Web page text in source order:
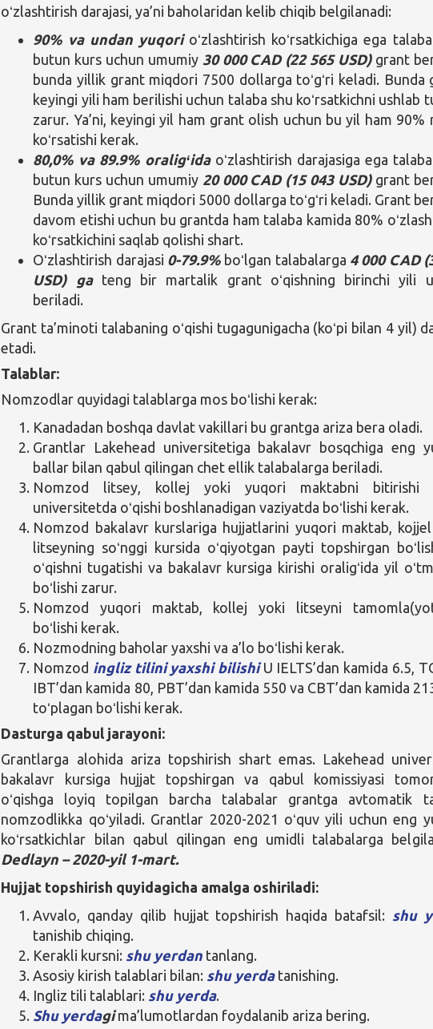
oʻzlashtirish darajasi, ya’ni baholaridan kelib chiqib belgilanadi:
90% va undan yuqorioʻzlashtirish koʻrsatkichiga ega
butun kurs uchun umumiy 30 000 CAD (22 565 USD)grant
bunda yillik grant miqdori 7500 dollarga toʻgʻri keladi. Bunda
keyingi yili ham berilishi uchun talaba shu koʻrsatkichni ushlab
zarur. Ya’ni, keyingi yil ham grant olish uchun bu yil ham 90%
koʻrsatishi kerak.
80,0% va 89.9% oraligʻidaoʻzlashtirish darajasiga ega
butun kurs uchun umumiy 20 000 CAD (15 043 USD)grant
Bunda yillik grant miqdori 5000 dollarga toʻgʻri keladi. Grant
davom etishi uchun bu grantda ham talaba kamida 80%
koʻrsatkichini saqlab qolishi shart.
Oʻzlashtirish darajasi 0-79.9% boʻlgan talabalarga 4 000 CAD
USD) ga teng bir martalik grant oʻqishning birinchi yili
beriladi.
Grant ta’minoti talabaning oʻqishi tugagunigacha (koʻpi bilan 4 yil)
etadi.
Talablar:
Nomzodlar quyidagi talablarga mos boʻlishi kerak:
Kanadadan boshqa davlat vakillari bu grantga ariza bera oladi.
Grantlar Lakehead universitetiga bakalavr bosqchiga eng
ballar bilan qabul qilingan chet ellik talabalarga beriladi.
Nomzod litsey, kollej yoki yuqori maktabni bitirishi
universitetda oʻqishi boshlanadigan vaziyatda boʻlishi kerak.
Nomzod bakalavr kurslariga hujjatlarini yuqori maktab,
litseyning soʻnggi kursida oʻqiyotgan payti topshirgan
oʻqishni tugatishi va bakalavr kursiga kirishi oraligʻida yil
boʻlishi zarur.
Nomzod yuqori maktab, kollej yoki litseyni
boʻlishi kerak.
Nozmodning baholar yaxshi va a’lo boʻlishi kerak.
Nomzod ingliz tilini yaxshi bilishiU IELTS’dan kamida 6.5,
IBT’dan kamida 80, PBT’dan kamida 550 va CBT’dan kamida
toʻplagan boʻlishi kerak.
Dasturga qabul jarayoni:
Grantlarga alohida ariza topshirish shart emas. Lakehead
bakalavr kursiga hujjat topshirgan va qabul komissiyasi
oʻqishga loyiq topilgan barcha talabalar grantga avtomatik
nomzodlikka qoʻyiladi. Grantlar 2020-2021 oʻquv yili uchun eng
koʻrsatkichlar bilan qabul qilingan eng umidli talabalarga
Dedlayn – 2020-yil 1-mart.
Hujjat topshirish quyidagicha amalga oshiriladi:
Avvalo, qanday qilib hujjat topshirish haqida batafsil: shu
tanishib chiqing.
Kerakli kursni: shu yerdan tanlang.
Asosiy kirish talablari bilan: shu yerda tanishing.
Ingliz tili talablari: shu yerda.
Shu yerdagima’lumotlardan foydalanib ariza bering.